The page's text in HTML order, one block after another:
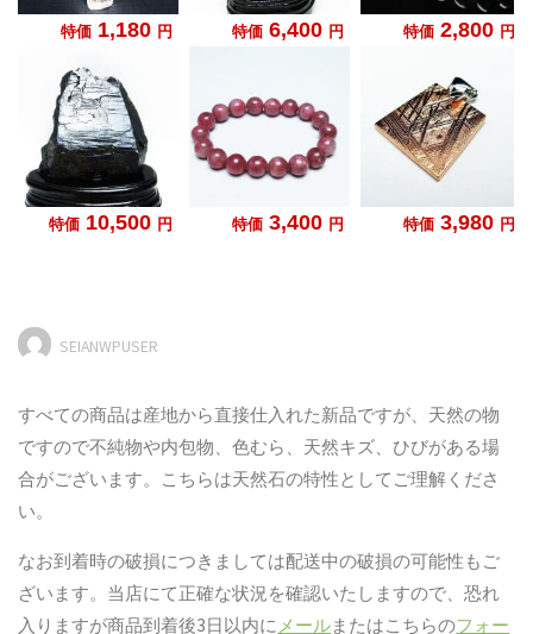
SEIANWPUSER
すべての商品は産地から直接仕入れた新品ですが、天然の物
ですので不純物や内包物、色むら、天然キズ、ひびがある場
合がございます。こちらは天然石の特性としてご理解くださ
い。
なお到着時の破損につきましては配送中の破損の可能性もご
ざいます。当店にて正確な状況を確認いたしますので、恐れ
入りますが商品到着後3日以内にメールまたはこちらのフォー